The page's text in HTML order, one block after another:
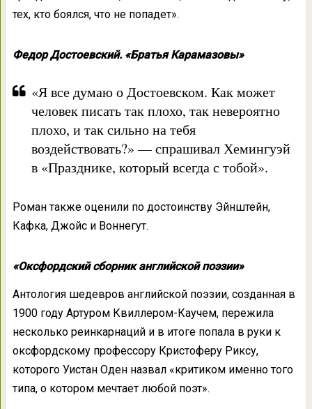
тех, кто боялся, что не попадет».
Федор Достоевский. «Братья Карамазовы»
«Я все думаю о Достоевском. Как может
человек писать так плохо, так невероятно
плохо, и так сильно на тебя
воздействовать?» — спрашивал Хемингуэй
в «Празднике, который всегда с тобой».
Роман также оценили по достоинству Эйнштейн,
Кафка, Джойс и Воннегут.
«Оксфордский сборник английской поэзии»
Антология шедевров английской поэзии, созданная в
1900 году Артуром Квиллером-Каучем, пережила
несколько реинкарнаций и в итоге попала в руки к
оксфордскому профессору Кристоферу Риксу,
которого Уистан Оден назвал «критиком именно того
типа, о котором мечтает любой поэт».